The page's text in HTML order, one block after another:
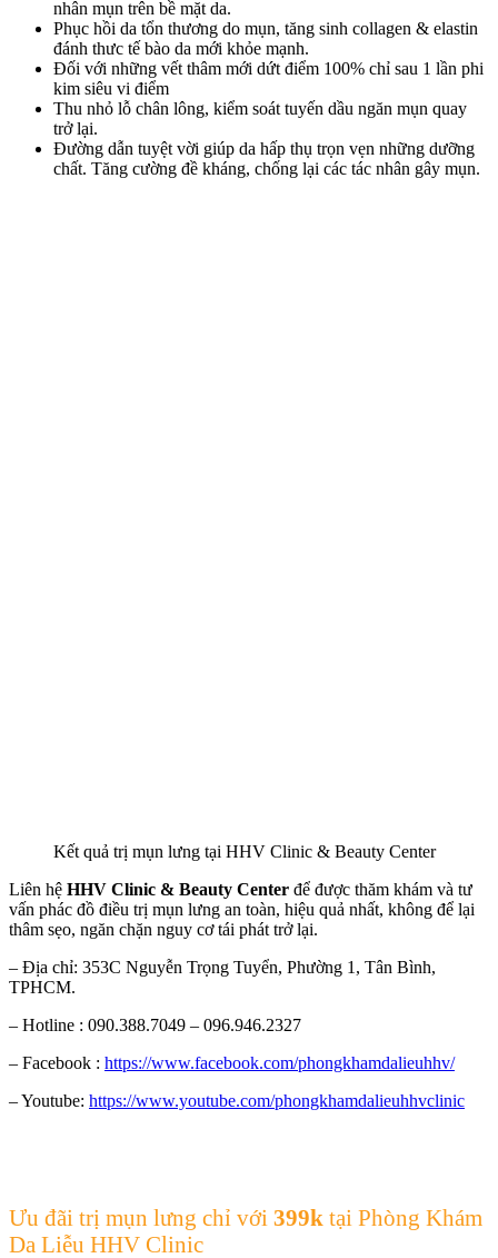
nhân mụn trên bề mặt da.
Phục hồi da tổn thương do mụn, tăng sinh collagen & elastin
đánh thưc tế bào da mới khỏe mạnh.
Đối với những vết thâm mới dứt điểm 100% chỉ sau 1 lần phi
kim siêu vi điểm
Thu nhỏ lỗ chân lông, kiểm soát tuyến dầu ngăn mụn quay
trở lại.
Đường dẫn tuyệt vời giúp da hấp thụ trọn vẹn những dưỡng
chất. Tăng cường đề kháng, chống lại các tác nhân gây mụn.
Kết quả trị mụn lưng tại HHV Clinic & Beauty Center
Liên hệ HHV Clinic & Beauty Center để được thăm khám và tư
vấn phác đồ điều trị mụn lưng an toàn, hiệu quả nhất, không để lại
thâm sẹo, ngăn chặn nguy cơ tái phát trở lại.
– Địa chỉ: 353C Nguyễn Trọng Tuyển, Phường 1, Tân Bình,
TPHCM.
– Hotline : 090.388.7049 – 096.946.2327
– Facebook : https://www.facebook.com/phongkhamdalieuhhv/
– Youtube: https://www.youtube.com/phongkhamdalieuhhvclinic
Ưu đãi trị mụn lưng chỉ với 399k tại Phòng Khám
Da Liễu HHV Clinic